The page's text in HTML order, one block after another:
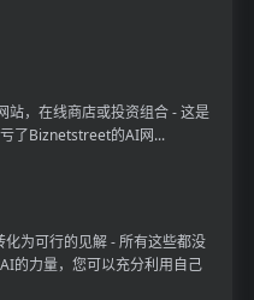
，在线商店或投资组合 - 这是
了Biznetstreet的AI网...
为可行的见解 - 所有这些都没
的力量，您可以充分利用自己